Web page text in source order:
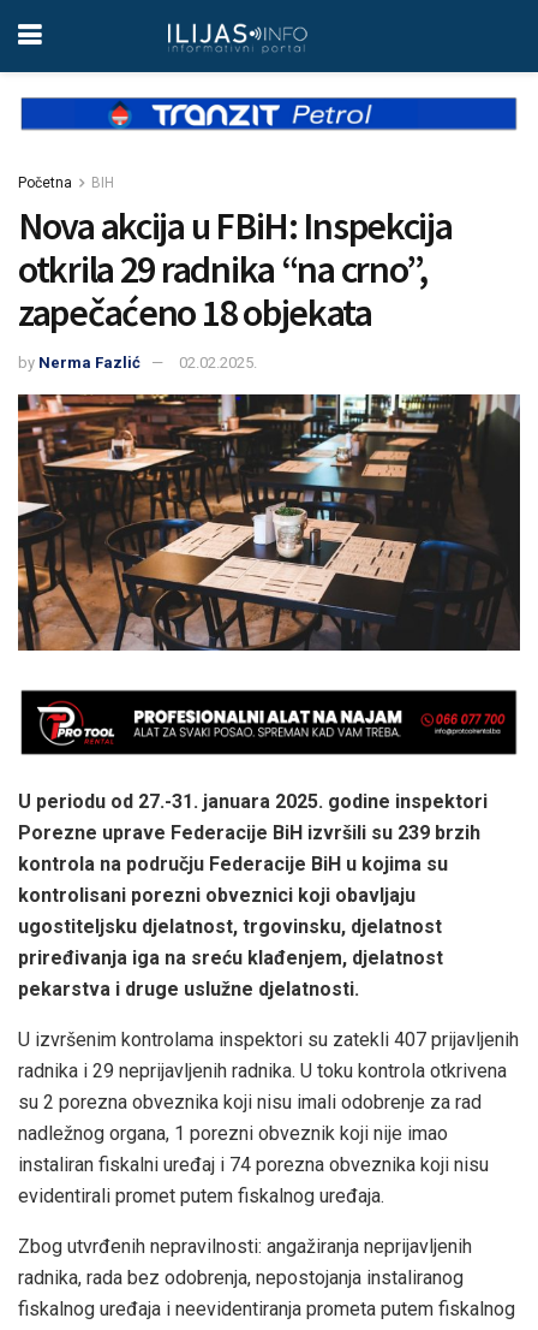
Početna BIH
Nova akcija u FBiH: Inspekcija
otkrila 29 radnika “na crno”,
zapečaćeno 18 objekata
by Nerma Fazlić 02.02.2025.
U periodu od 27.-31. januara 2025. godine inspektori
Porezne uprave Federacije BiH izvršili su 239 brzih
kontrola na području Federacije BiH u kojima su
kontrolisani porezni obveznici koji obavljaju
ugostiteljsku djelatnost, trgovinsku, djelatnost
priređivanja iga na sreću klađenjem, djelatnost
pekarstva i druge uslužne djelatnosti.
U izvršenim kontrolama inspektori su zatekli 407 prijavljenih
radnika i 29 neprijavljenih radnika. U toku kontrola otkrivena
su 2 porezna obveznika koji nisu imali odobrenje za rad
nadležnog organa, 1 porezni obveznik koji nije imao
instaliran fiskalni uređaj i 74 porezna obveznika koji nisu
evidentirali promet putem fiskalnog uređaja.
Zbog utvrđenih nepravilnosti: angažiranja neprijavljenih
radnika, rada bez odobrenja, nepostojanja instaliranog
fiskalnog uređaja i neevidentiranja prometa putem fiskalnog